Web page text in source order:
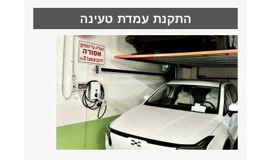
התקנת עמדת טעינה